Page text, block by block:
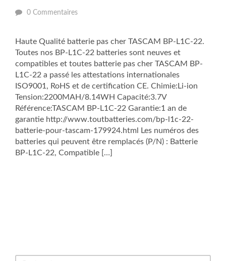
0 Commentaires
Haute Qualité batterie pas cher TASCAM BP-L1C-22.
Toutes nos BP-L1C-22 batteries sont neuves et
compatibles et toutes batterie pas cher TASCAM BP-
L1C-22 a passé les attestations internationales
ISO9001, RoHS et de certification CE. Chimie:Li-ion
Tension:2200MAH/8.14WH Capacité:3.7V
Référence:TASCAM BP-L1C-22 Garantie:1 an de
garantie http://www.toutbatteries.com/bp-l1c-22-
batterie-pour-tascam-179924.html Les numéros des
batteries qui peuvent être remplacés (P/N) : Batterie
BP-L1C-22, Compatible […]